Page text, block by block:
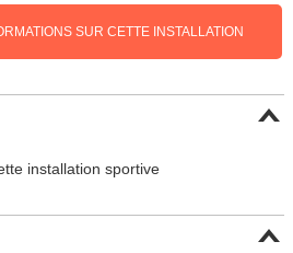
SUR CETTE INSTALLATION
installation sportive